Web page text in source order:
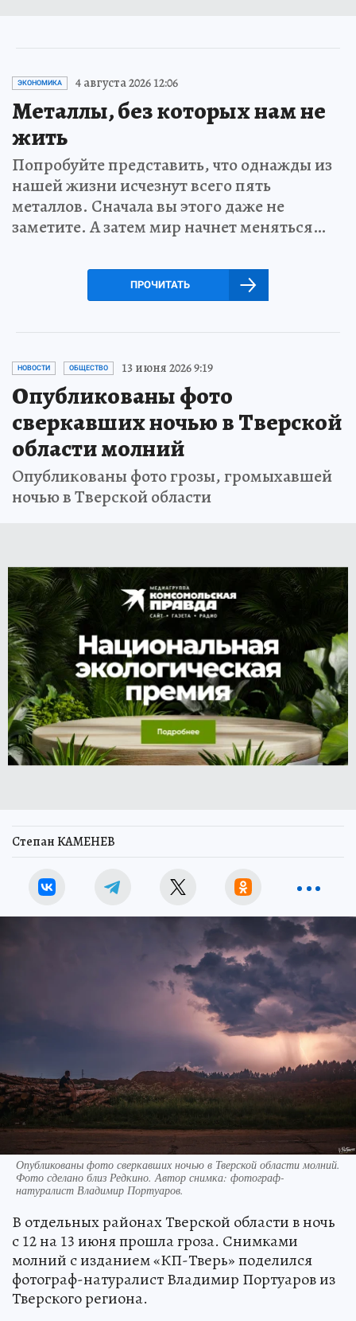
ЭКОНОМИКА 4 августа 2026 12:06
Металлы, без которых нам не
жить
Попробуйте представить, что однажды из
нашей жизни исчезнут всего пять
металлов. Сначала вы этого даже не
заметите. А затем мир начнет меняться…
ПРОЧИТАТЬ
НОВОСТИ ОБЩЕСТВО 13 июня 2026 9:19
Опубликованы фото
сверкавших ночью в Тверской
области молний
Опубликованы фото грозы, громыхавшей
ночью в Тверской области
Степан КАМЕНЕВ
Опубликованы фото сверкавших ночью в Тверской области молний.
Фото сделано близ Редкино. Автор снимка: фотограф-
натуралист Владимир Портуаров.
В отдельных районах Тверской области в ночь
с 12 на 13 июня прошла гроза. Снимками
молний с изданием «КП-Тверь» поделился
фотограф-натуралист Владимир Портуаров из
Тверского региона.